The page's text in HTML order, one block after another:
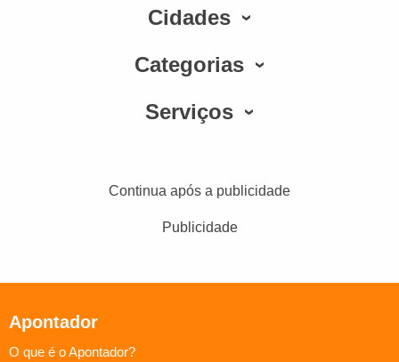
Cidades
Categorias
Serviços
Continua após a publicidade
Publicidade
Apontador
O que é o Apontador?